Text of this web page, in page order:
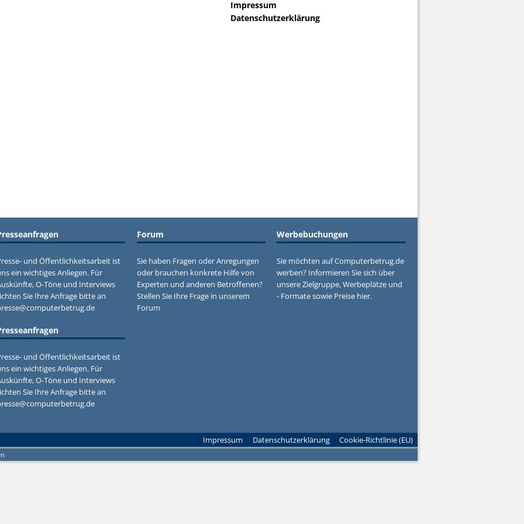
Impressum
Datenschutzerklärung
und Öffentlichkeitsarbeit ist
ein wichtiges Anliegen. Für
O-Töne und Interviews
Sie Ihre Anfrage bitte an
und Öffentlichkeitsarbeit ist
ein wichtiges Anliegen. Für
O-Töne und Interviews
Sie Ihre Anfrage bitte an
Forum
Sie haben Fragen oder Anregungen
oder brauchen konkrete Hilfe von
Experten und anderen Betroffenen?
Stellen Sie Ihre Frage in unserem
Forum
Werbebuchungen
Sie möchten auf Computerbetrug.de
werben? Informieren Sie sich über
unsere Zielgruppe, Werbeplätze und
- Formate sowie Preise hier.
Impressum Datenschutzerklärung Cookie-Richtlinie (EU)